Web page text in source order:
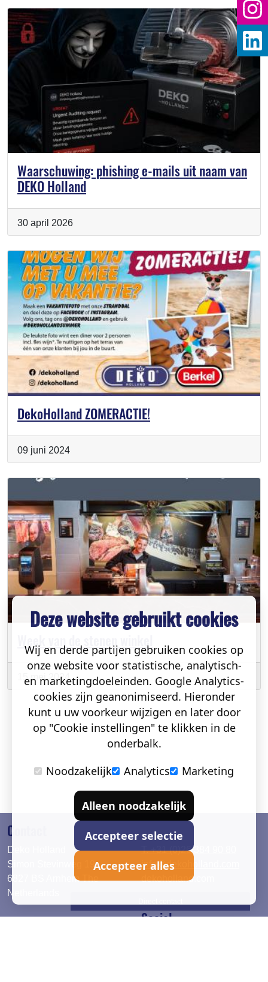
Waarschuwing: phishing e-mails uit naam van
DEKO Holland
30 april 2026
DekoHolland ZOMERACTIE!
09 juni 2024
15 mei 2024
Contact
Deko Holland
Simon Stevinweg 19
6827 BS Arnhem The
Netherlands
T. +31 (0)26 384 90 80
info@dekoholland.com
dekoholland.com
Social
Deze website gebruikt cookies
Wij en derde partijen gebruiken cookies op
onze website voor statistische, analytisch-
en marketingdoeleinden. Google Analytics-
cookies zijn geanonimiseerd. Hieronder
kunt u uw voorkeur wijzigen en later door
op "Cookie instellingen" te klikken in de
onderbalk.
Noodzakelijk
Analytics Marketing
Alleen noodzakelijk
Accepteer selectie
Accepteer alles